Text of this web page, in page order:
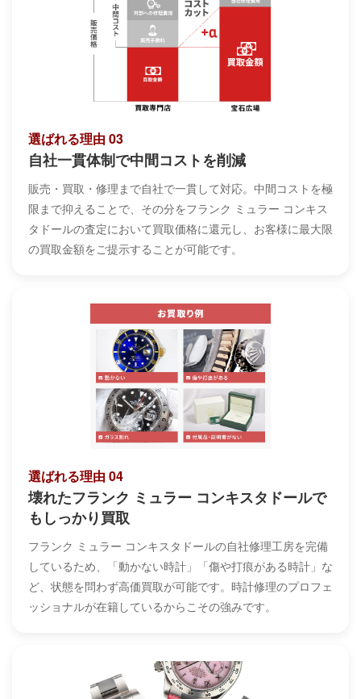
選ばれる理由 03
自社一貫体制で中間コストを削減
販売・買取・修理まで自社で一貫して対応。中間コストを極
限まで抑えることで、その分をフランク ミュラー コンキス
タドールの査定において買取価格に還元し、お客様に最大限
の買取金額をご提示することが可能です。
選ばれる理由 04
壊れたフランク ミュラー コンキスタドールで
もしっかり買取
フランク ミュラー コンキスタドールの自社修理工房を完備
しているため、「動かない時計」「傷や打痕がある時計」な
ど、状態を問わず高価買取が可能です。時計修理のプロフェ
ッショナルが在籍しているからこその強みです。